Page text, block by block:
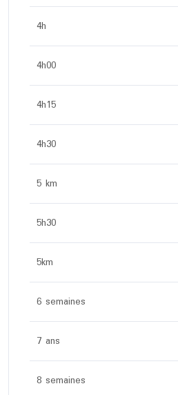
4h
4h00
4h15
4h30
5 km
5h30
5km
6 semaines
7 ans
8 semaines